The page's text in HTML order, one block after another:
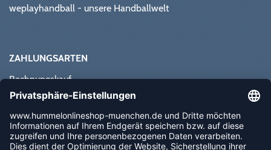
weplayhandball - unsere Handballwelt
ZAHLUNGSARTEN
Rechnungskauf
Paypal
Vorkasse
Sofortüberweisung